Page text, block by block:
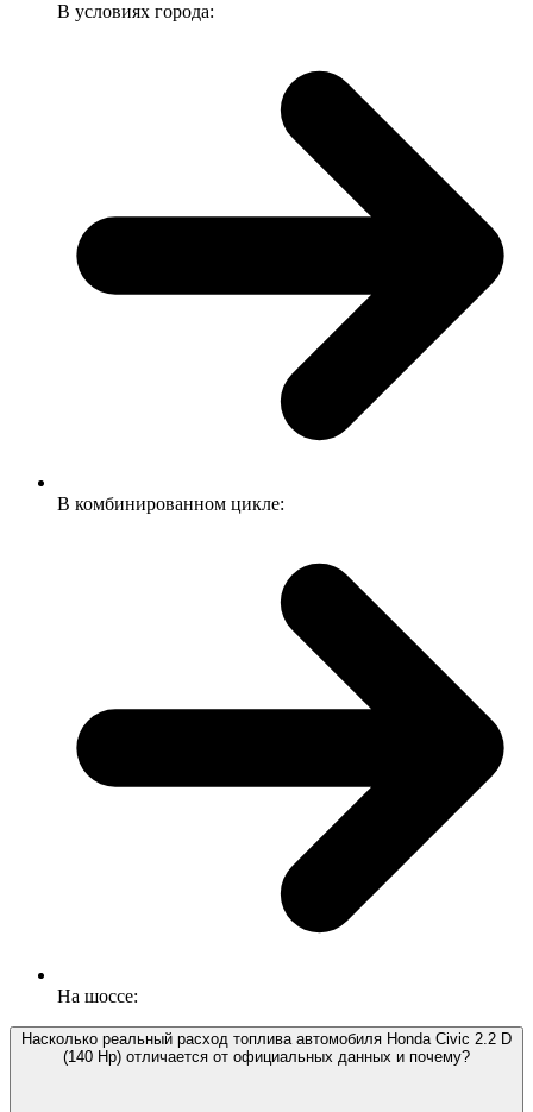
В условиях города:
В комбинированном цикле:
На шоссе:
Насколько реальный расход топлива автомобиля Honda Civic 2.2 D
(140 Hp) отличается от официальных данных и почему?